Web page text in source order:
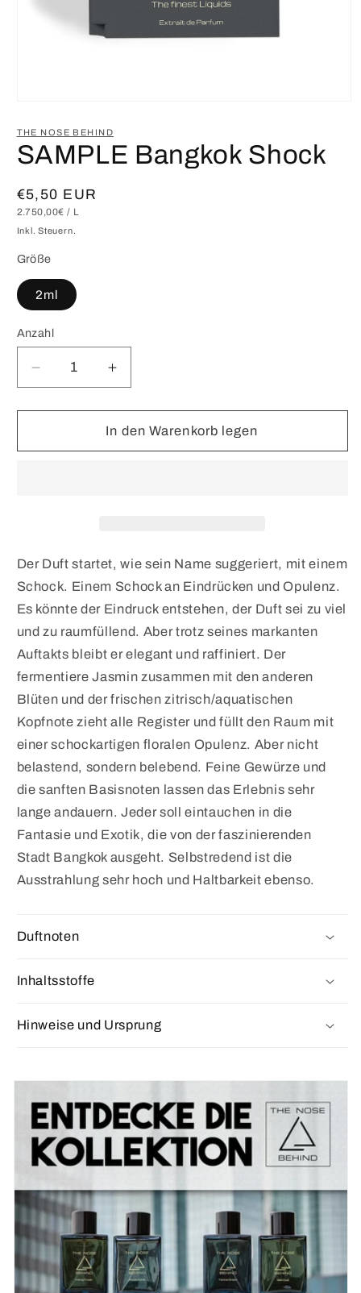
in
Modal
öffnen
THE NOSE BEHIND
SAMPLE Bangkok Shock
Normaler
Preis
€5,50 EUR
GRUNDPREIS
2.750,00€ / PRO
L
Inkl. Steuern.
Größe
2ml
Anzahl
Verringere
die
Menge
SAMPLE
Erhöhe
die
Menge
für
SAMPLE
In den Warenkorb legen
Der Duft startet, wie sein Name suggeriert, mit einem
Schock. Einem Schock an Eindrücken und Opulenz.
Es könnte der Eindruck entstehen, der Duft sei zu viel
und zu raumfüllend. Aber trotz seines markanten
Auftakts bleibt er elegant und raffiniert. Der
fermentiere Jasmin zusammen mit den anderen
Blüten und der frischen zitrisch/aquatischen
Kopfnote zieht alle Register und füllt den Raum mit
einer schockartigen floralen Opulenz. Aber nicht
belastend, sondern belebend. Feine Gewürze und
die sanften Basisnoten lassen das Erlebnis sehr
lange andauern. Jeder soll eintauchen in die
Fantasie und Exotik, die von der faszinierenden
Stadt Bangkok ausgeht. Selbstredend ist die
Ausstrahlung sehr hoch und Haltbarkeit ebenso.
Duftnoten
Inhaltsstoffe
Hinweise und Ursprung